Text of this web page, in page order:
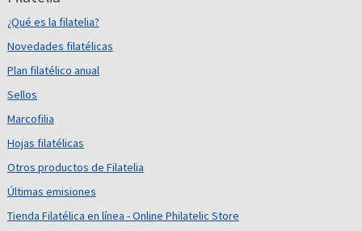
¿Qué es la filatelia?
Novedades filatélicas
Plan filatélico anual
Sellos
Marcofilia
Hojas filatélicas
Otros productos de Filatelia
Últimas emisiones
Tienda Filatélica en línea - Online Philatelic Store